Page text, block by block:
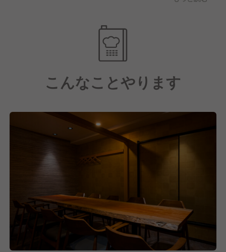
職人技が光る天ぷらも自慢の逸品です。
また、和食の枠にとらわれず、料理を引き立てる厳選
された地酒やナチュラルワインとのペアリングを提
案。この一切の妥協を許さない美味しさへのこだわり
と遊び心こそが、舌の肥えた大人たちを魅了し続ける
新店舗の展開を計画している今、立ち上げに携わるチ
ャンスが豊富です。さらに大型イベントで福岡を熱く
するグループの強みを活かし、店舗の枠を超えた仕掛
け人として最速で経営脳を鍛えられます。自分の可能
こんなことやります